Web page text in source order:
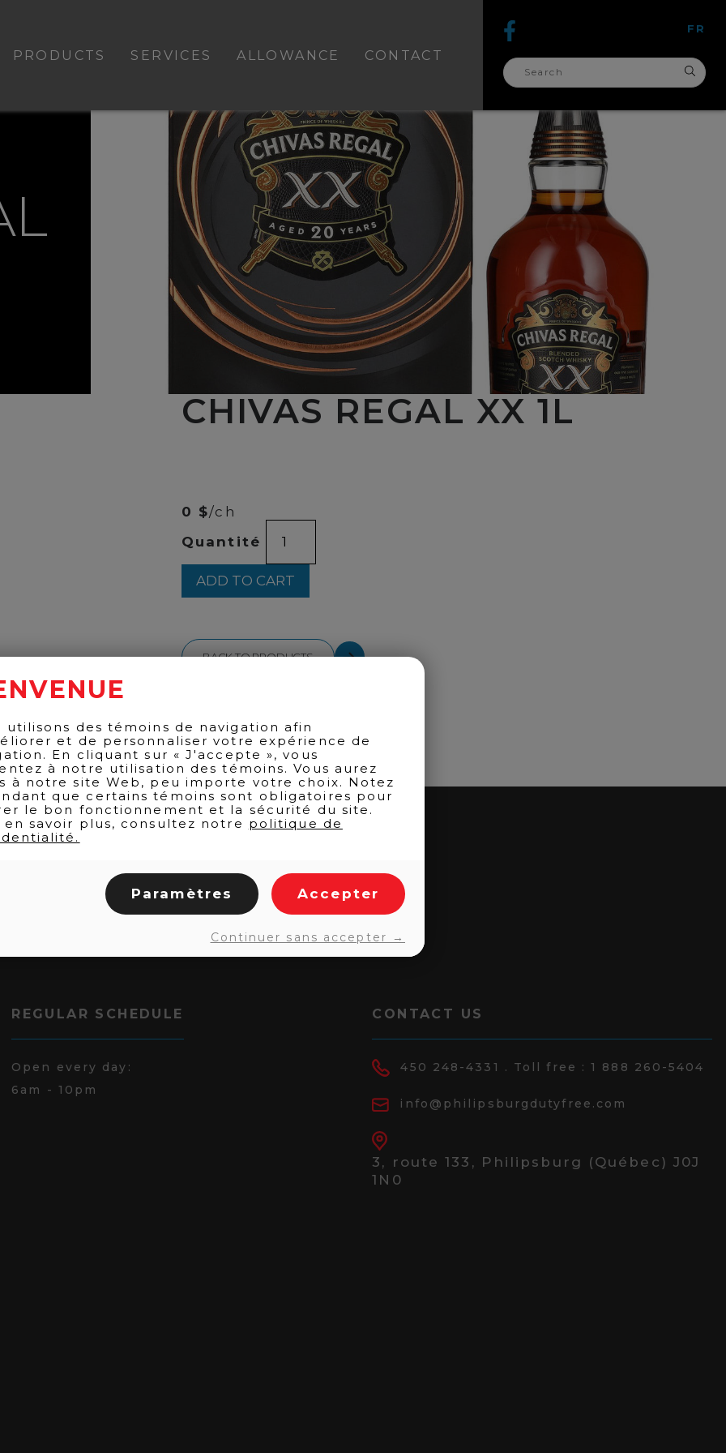
PRODUCTS SERVICES ALLOWANCE CONTACT
FR
search
for:
CHIVAS REGAL XX 1L
0 $/ch
Quantité
CHIVAS
REGAL
1L
quantity
ADD TO CART
BACK TO PRODUCTS
REGULAR SCHEDULE
Open every day:
6am - 10pm
CONTACT US
450 248-4331 . Toll free :1 888 260-5404
info@philipsburgdutyfree.com
3, route 133, Philipsburg (Québec) J0J
1N0
utilisons des témoins de navigation afin
et de personnaliser votre expérience de
En cliquant sur « J'accepte », vous
à notre utilisation des témoins. Vous aurez
à notre site Web, peu importe votre choix. Notez
que certains témoins sont obligatoires pour
le bon fonctionnement et la sécurité du site.
en savoir plus, consultez notre politique de
Paramètres Accepter
Continuer sans accepter →